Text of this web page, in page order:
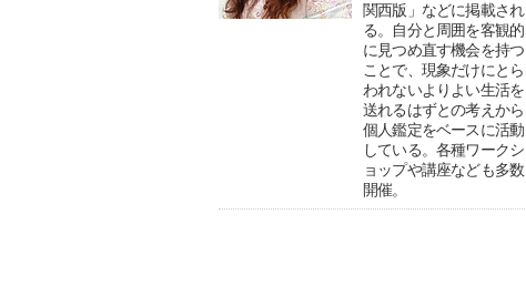
関西版」などに掲載され
る。自分と周囲を客観的
に見つめ直す機会を持つ
ことで、現象だけにとら
われないよりよい生活を
送れるはずとの考えから
個人鑑定をベースに活動
している。各種ワークシ
ョップや講座なども多数
開催。